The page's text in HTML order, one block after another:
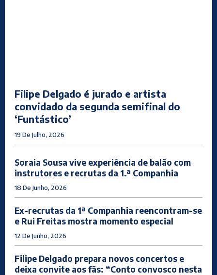
Filipe Delgado é jurado e artista
convidado da segunda semifinal do
‘Funtástico’
19 De Julho, 2026
Soraia Sousa vive experiência de balão com
instrutores e recrutas da 1.ª Companhia
18 De Junho, 2026
Ex-recrutas da 1ª Companhia reencontram-se
e Rui Freitas mostra momento especial
12 De Junho, 2026
Filipe Delgado prepara novos concertos e
deixa convite aos fãs: “Conto convosco nesta